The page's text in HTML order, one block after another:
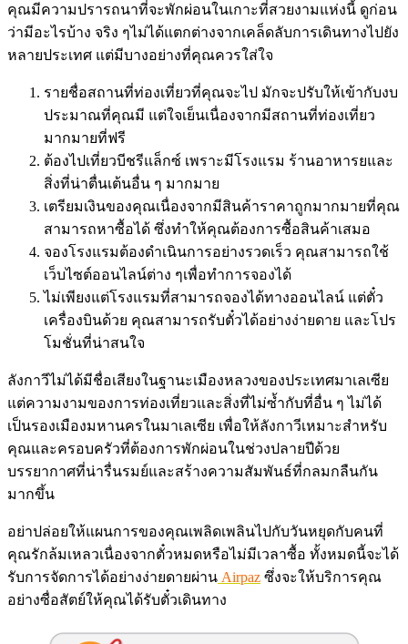
คุณมีความปรารถนาที่จะพักผ่อนในเกาะที่สวยงามแห่งนี้ ดูก่อน
ว่ามีอะไรบ้าง จริง ๆไม่ได้แตกต่างจากเคล็ดลับการเดินทางไปยัง
หลายประเทศ แต่มีบางอย่างที่คุณควรใส่ใจ
รายชื่อสถานที่ท่องเที่ยวที่คุณจะไป มักจะปรับให้เข้ากับงบ
ประมาณที่คุณมี แต่ใจเย็นเนื่องจากมีสถานที่ท่องเที่ยว
มากมายที่ฟรี
ต้องไปเที่ยวบีชรีแล็กซ์ เพราะมีโรงแรม ร้านอาหารยและ
สิ่งที่น่าตื่นเต้นอื่น ๆ มากมาย
เตรียมเงินของคุณเนื่องจากมีสินค้าราคาถูกมากมายที่คุณ
สามารถหาซื้อได้ ซึ่งทำให้คุณต้องการซื้อสินค้าเสมอ
จองโรงแรมต้องดำเนินการอย่างรวดเร็ว คุณสามารถใช้
เว็บไซต์ออนไลน์ต่าง ๆเพื่อทำการจองได้
ไม่เพียงแต่โรงแรมที่สามารถจองได้ทางออนไลน์ แต่ตั๋ว
เครื่องบินด้วย คุณสามารถรับตั๋วได้อย่างง่ายดาย และโปร
โมชั่นที่น่าสนใจ
ลังกาวีไม่ได้มีชื่อเสียงในฐานะเมืองหลวงของประเทศมาเลเซีย
แต่ความงามของการท่องเที่ยวและสิ่งที่ไม่ซ้ำกับที่อื่น ๆ ไม่ได้
เป็นรองเมืองมหานครในมาเลเซีย เพื่อให้ลังกาวีเหมาะสำหรับ
คุณและครอบครัวที่ต้องการพักผ่อนในช่วงปลายปีด้วย
บรรยากาศที่น่ารื่นรมย์และสร้างความสัมพันธ์ที่กลมกลืนกัน
มากขึ้น
อย่าปล่อยให้แผนการของคุณเพลิดเพลินไปกับวันหยุดกับคนที่
คุณรักล้มเหลวเนื่องจากตั๋วหมดหรือไม่มีเวลาซื้อ ทั้งหมดนี้จะได้
รับการจัดการได้อย่างง่ายดายผ่าน Airpaz ซึ่งจะให้บริการคุณ
อย่างซื่อสัตย์ให้คุณได้รับตั๋วเดินทาง